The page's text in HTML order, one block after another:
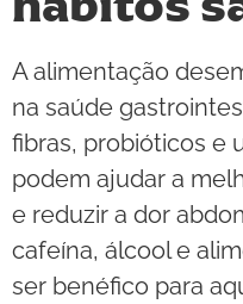
A alimentação
na saúde
fibras, probióticos e
podem ajudar a
e reduzir a dor
cafeína, álcool e
ser benéfico para